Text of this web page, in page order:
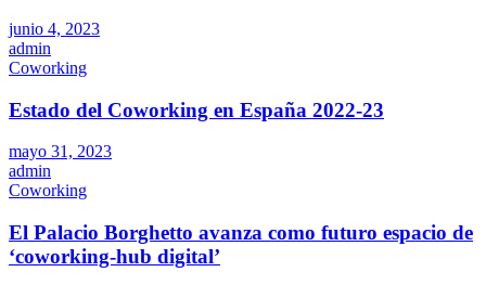
junio 4, 2023
admin
Coworking
Estado del Coworking en España 2022-23
mayo 31, 2023
admin
Coworking
El Palacio Borghetto avanza como futuro espacio de
‘coworking-hub digital’